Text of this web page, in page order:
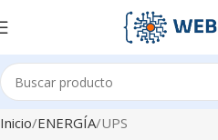
Inicio ENERGÍA UPS